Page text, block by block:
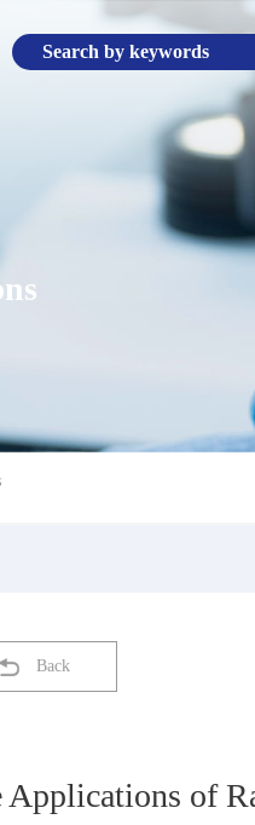
Back
Applications of